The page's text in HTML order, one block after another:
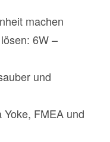
machen
6W –
und
FMEA und